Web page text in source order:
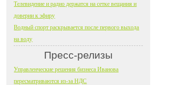
Телевидение и радио держатся на сетке вещания и
доверии к эфиру
Водный спорт раскрывается после первого выхода
на воду
Пресс-релизы
Управленческие решения бизнеса Иванова
пересматриваются из-за НДС